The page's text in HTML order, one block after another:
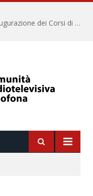
Università per Stranieri di Siena – Inaugurazione dei Corsi di Lingua e Cultura Italiana, 109a annata